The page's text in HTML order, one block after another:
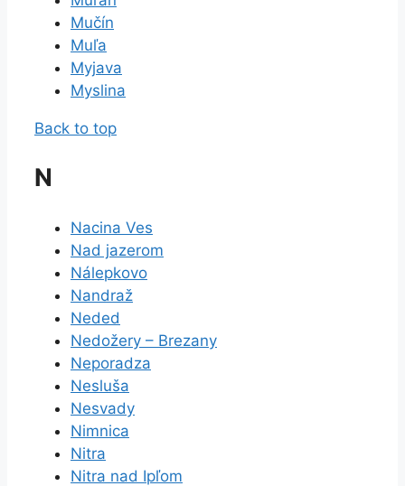
Mučín
Muľa
Myjava
Myslina
Back to top
N
Nacina Ves
Nad jazerom
Nálepkovo
Nandraž
Neded
Nedožery – Brezany
Neporadza
Nesluša
Nesvady
Nimnica
Nitra
Nitra nad Ipľom